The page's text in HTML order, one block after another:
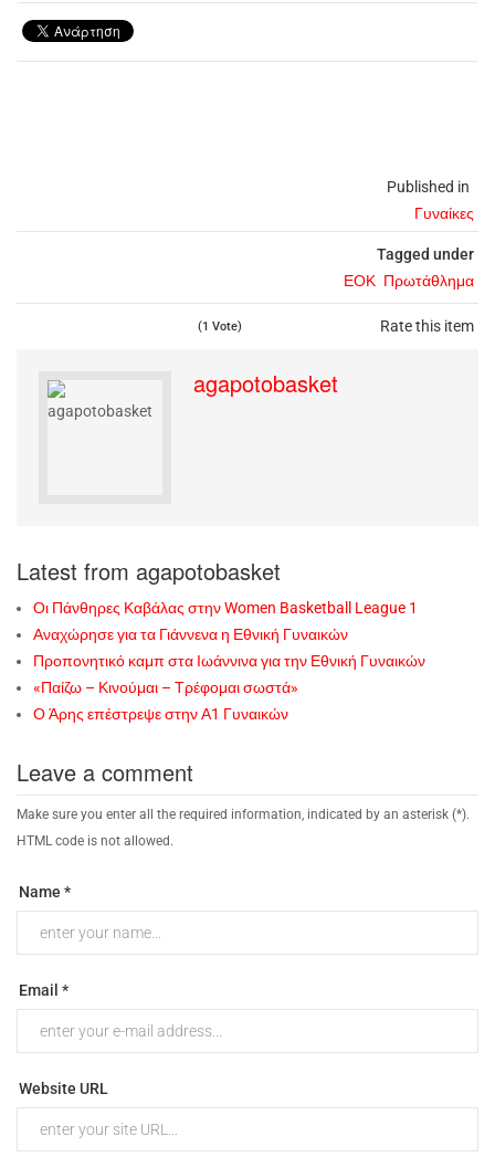
Published in
Γυναίκες
Tagged under
ΕΟΚ Πρωτάθλημα
Rate this item
(1 Vote)
agapotobasket
Latest from agapotobasket
Οι Πάνθηρες Καβάλας στην Women Basketball League 1
Αναχώρησε για τα Γιάννενα η Εθνική Γυναικών
Προπονητικό καμπ στα Ιωάννινα για την Εθνική Γυναικών
«Παίζω – Κινούμαι – Τρέφομαι σωστά»
Ο Άρης επέστρεψε στην Α1 Γυναικών
Leave a comment
Make sure you enter all the required information, indicated by an asterisk (*).
HTML code is not allowed.
Name *
Email *
Website URL